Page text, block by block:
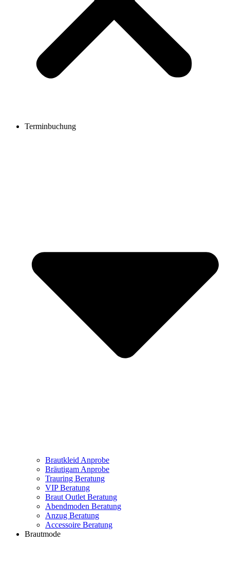
Terminbuchung
Brautkleid Anprobe
Bräutigam Anprobe
Trauring Beratung
VIP Beratung
Braut Outlet Beratung
Abendmoden Beratung
Anzug Beratung
Accessoire Beratung
Brautmode